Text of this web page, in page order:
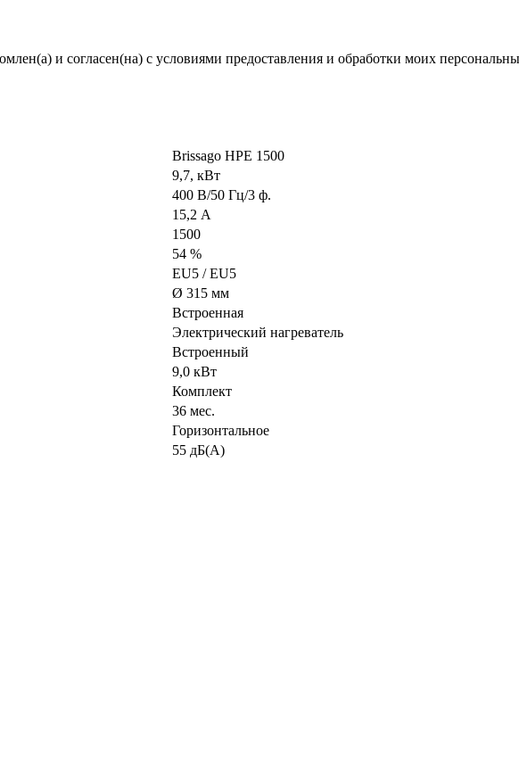
и согласен(на) с условиями предоставления и обработки моих
Brissago HPE 1500
9,7, кВт
400 В/50 Гц/3 ф.
15,2 А
1500
54 %
EU5 / EU5
Ø 315 мм
Встроенная
Электрический нагреватель
Встроенный
9,0 кВт
Комплект
36 мес.
Горизонтальное
55 дБ(А)